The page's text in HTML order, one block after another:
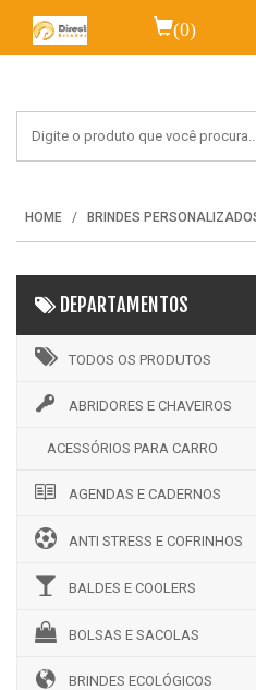
(0)
HOME BRINDES
DEPARTAMENTOS
TODOS OS PRODUTOS
ABRIDORES E CHAVEIROS
ACESSÓRIOS PARA CARRO
AGENDAS E CADERNOS
ANTI STRESS E COFRINHOS
BALDES E COOLERS
BOLSAS E SACOLAS
BRINDES ECOLÓGICOS